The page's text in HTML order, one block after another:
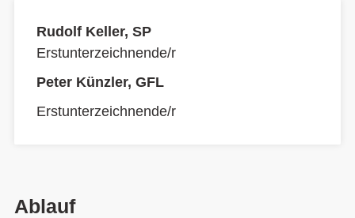
Rudolf Keller, SP
Erstunterzeichnende/r
Peter Künzler, GFL
Erstunterzeichnende/r
Ablauf